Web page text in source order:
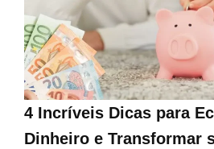
4 Incríveis Dicas para
Dinheiro e Transformar